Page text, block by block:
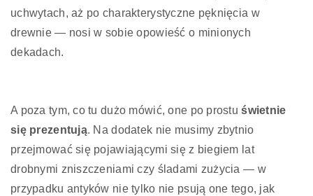
uchwytach, aż po charakterystyczne pęknięcia w
drewnie — nosi w sobie opowieść o minionych
dekadach.
A poza tym, co tu dużo mówić, one po prostuświetnie
się prezentują. Na dodatek nie musimy zbytnio
przejmować się pojawiającymi się z biegiem lat
drobnymi zniszczeniami czy śladami zużycia — w
przypadku antyków nie tylko nie psują one tego, jak